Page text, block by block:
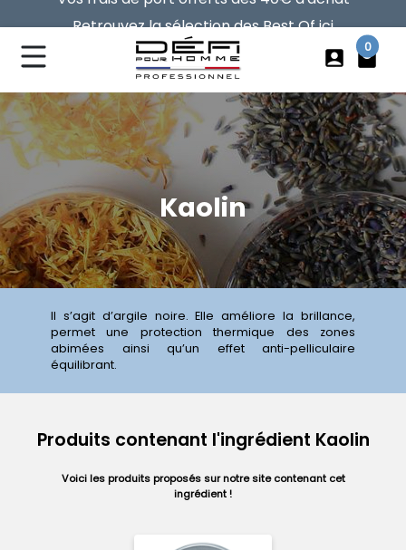
Retrouvez la sélection des Best Of ici
Vos frais de port offerts dès 40€ d'achat
account_box local_mall
0
Kaolin
Il s’agit d’argile noire. Elle améliore la brillance,
permet une protection thermique des zones
abimées ainsi qu’un effet anti-pelliculaire
équilibrant.
Produits contenant l'ingrédient Kaolin
Voici les produits proposés sur notre site contenant cet
ingrédient !